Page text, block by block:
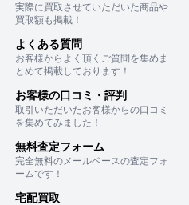
実際に買取させていただいた商品や
買取額も掲載！
よくある質問
お客様からよく頂くご質問を集めま
とめて掲載しております！
お客様の口コミ・評判
取引いただいたお客様からの口コミ
を集めてみました！
無料査定フォーム
完全無料のメールベースの査定フォ
ームです！
宅配買取